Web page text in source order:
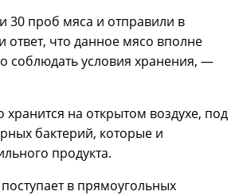
30 проб мяса и отправили в
что данное мясо вполне
соблюдать условия хранения, —
на открытом воздухе, под
бактерий, которые и
продукта.
в прямоугольных